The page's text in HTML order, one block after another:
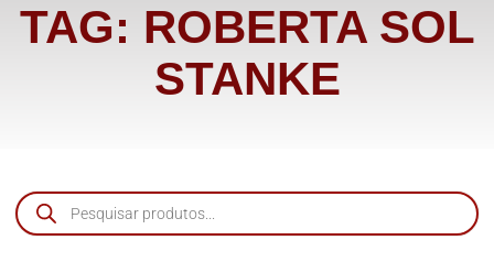
TAG: ROBERTA SOL
STANKE